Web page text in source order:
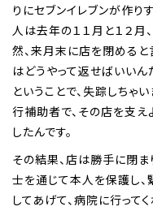
りにセブンイレブンが作り
人は去年の１１月と１２月
然、来月末に店を閉める
はどうやって返せばいい
ということで、失踪しちゃ
行補助者で、その店を支え
したんです。
その結果、店は勝手に閉ま
士を通じて本人を保護し
してあげて、病院に行って